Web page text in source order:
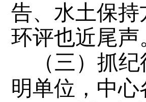
告、水土保
环评也近尾声
（三）抓
明单位，中